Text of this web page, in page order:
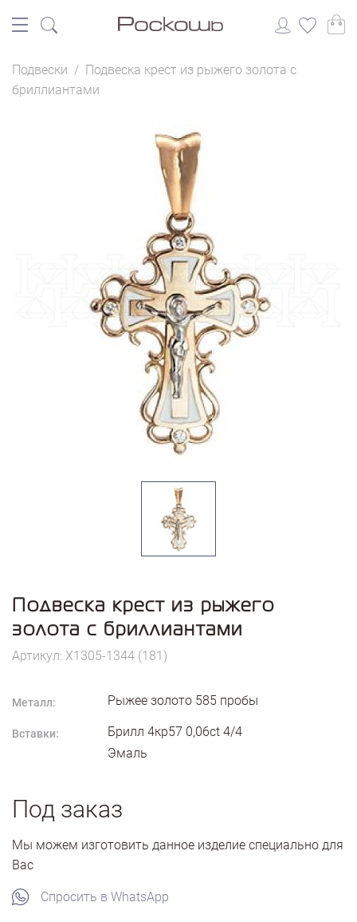
Подвески / Подвеска крест из рыжего золота с
бриллиантами
Подвеска крест из рыжего
золота с бриллиантами
Артикул: X1305-1344 (181)
Металл: Рыжее золото 585 пробы
Вставки:
Брилл 4кр57 0,06ct 4/4
Эмаль
Под заказ
Мы можем изготовить данное изделие специально для
Вас
Спросить в WhatsApp